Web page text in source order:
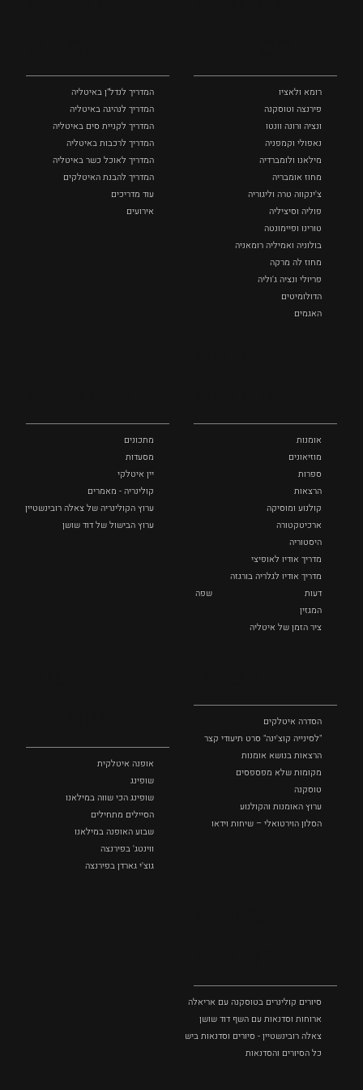
רומא ולאציו
פירנצה וטוסקנה ‏
ונציה ורונה וונטו
נאפולי‏ וקמפניה
מילאנו ולומברדיה
מחוז אומבריה
צ'ינקווה טרה וליגוריה
פוליה וסיציליה ‏
טורינו ופיימונטה
בולוניה ואמיליה רומאניה
מחוז לה מרקה
פריולי ונציה ג'וליה
הדולומיטים
האגמים
המדריך לנדל"ן באיטליה
המדריך לנהיגה באיטליה
המדריך לקניית סים באיטליה
המדריך לרכבות באיטליה
המדריך לאוכל כשר באיטליה
המדריך להבנת האיטלקים
עוד מדריכים
אירועים
אומנות
מוזיאונים
ספרות
הרצאות
קולנוע ומוסיקה
ארכיטקטורה
היסטוריה
מדריך אודיו לאופיצי
מדריך אודיו לגלריה בורגזה
דעות
שפה
המגזין
ציר הזמן של איטליה
מתכונים
מסעדות
יין איטלקי
קולינריה - מאמרים
ערוץ הקולינריה של צאלה רובינשטיין
ערוץ הבישול של דוד שושן
הסדרה איטלקים
"לסינייה קוצ'ינה" סרט תיעודי קצר
הרצאות בנושא אומנות
מקומות שלא מפספסים
טוסקנה
ערוץ האומנות והקולנוע
הסלון הוירטואלי – שיחות וידאו
אופנה איטלקית
שופינג
שופינג הכי שווה במילאנו
הסיילים מתחילים
שבוע האופנה במילאנו
ווינטג' בפירנצה
גוצ'י גארדן בפירנצה
סיורים קולינרים בטוסקנה עם אריאלה בנקיר
ארוחות וסדנאות עם השף דוד שושן
צאלה רובינשטיין - סיורים וסדנאות בישול בטוסקנה
כל הסיורים והסדנאות